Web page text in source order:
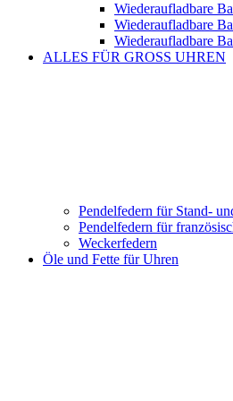
Wiederaufladbare
Wiederaufladbare
Wiederaufladbare
ALLES FÜR GROSS UHREN
Pendelfedern für Stand-
Pendelfedern für
Weckerfedern
Öle und Fette für Uhren